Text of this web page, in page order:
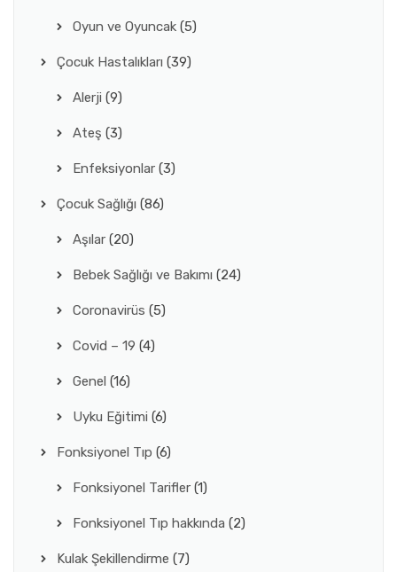
Oyun ve Oyuncak (5)
Çocuk Hastalıkları (39)
Alerji (9)
Ateş (3)
Enfeksiyonlar (3)
Çocuk Sağlığı (86)
Aşılar (20)
Bebek Sağlığı ve Bakımı (24)
Coronavirüs (5)
Covid – 19 (4)
Genel (16)
Uyku Eğitimi (6)
Fonksiyonel Tıp (6)
Fonksiyonel Tarifler (1)
Fonksiyonel Tıp hakkında (2)
Kulak Şekillendirme (7)